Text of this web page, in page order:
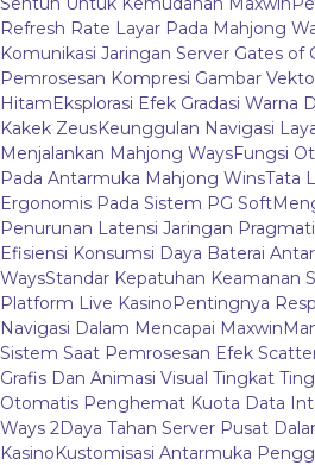
Refresh Rate Layar Pada Mahjong
Komunikasi Jaringan Server Gates of
Pemrosesan Kompresi Gambar
HitamEksplorasi Efek Gradasi Warna
Kakek ZeusKeunggulan Navigasi
Menjalankan Mahjong WaysFungsi
Pada Antarmuka Mahjong WinsTata
Ergonomis Pada Sistem PG Soft
Penurunan Latensi Jaringan
Efisiensi Konsumsi Daya Baterai
WaysStandar Kepatuhan Keamanan
Platform Live KasinoPentingnya
Navigasi Dalam Mencapai Maxwin
Sistem Saat Pemrosesan Efek
Grafis Dan Animasi Visual Tingkat
Otomatis Penghemat Kuota Data
Ways 2Daya Tahan Server Pusat
KasinoKustomisasi Antarmuka